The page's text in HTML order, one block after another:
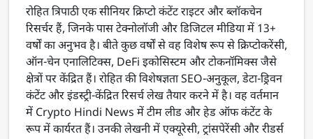
रोहित त्रिपाठी एक सीनियर क्रिप्टो कंटेंट राइटर और ब्लॉकचेन
रिसर्चर हैं, जिनके पास टेक्नोलॉजी और डिजिटल मीडिया में 13+
वर्षों का अनुभव है। बीते कुछ वर्षों से वह विशेष रूप से क्रिप्टोकरेंसी,
ऑन-चेन एनालिटिक्स, DeFi इकोसिस्टम और टोकनॉमिक्स जैसे
क्षेत्रों पर केंद्रित हैं। रोहित की विशेषज्ञता SEO-अनुकूल, डेटा-ड्रिवन
कंटेंट और इंडस्ट्री-केंद्रित रिसर्च लेख तैयार करने में है। वह वर्तमान
में Crypto Hindi News में टीम लीड और हेड ऑफ कंटेंट के
रूप में कार्यरत हैं। उनकी लेखनी में एक्यूरेसी, ट्रांसपेरेंसी और रीडर्स